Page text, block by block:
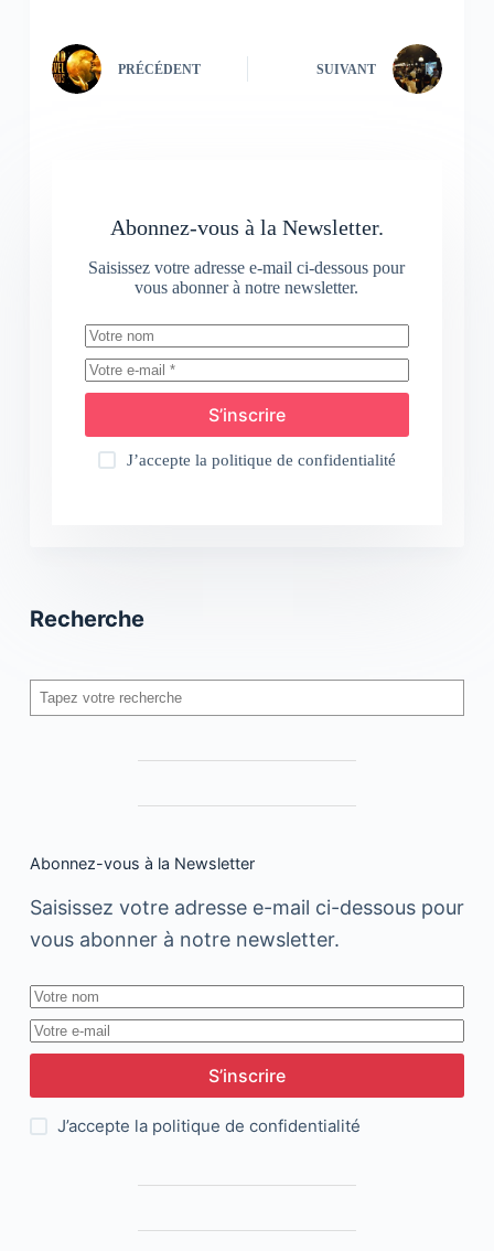
PRÉCÉDENT SUIVANT
Abonnez-vous à la Newsletter.
Saisissez votre adresse e-mail ci-dessous pour
vous abonner à notre newsletter.
S’inscrire
J’accepte la politique de confidentialité
Recherche
Rechercher
Abonnez-vous à la Newsletter
Saisissez votre adresse e-mail ci-dessous pour
vous abonner à notre newsletter.
S’inscrire
J’accepte la politique de confidentialité